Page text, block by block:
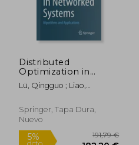
Distributed
Optimization in
Networked Systems:
Algorithms and
Inglés)
Lü, Qingguo ; Liao,
Springer, Tapa Dura,
Nuevo